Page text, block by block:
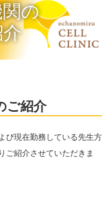
の
ご紹介
び現在勤務している先生方
ご紹介させていただきま